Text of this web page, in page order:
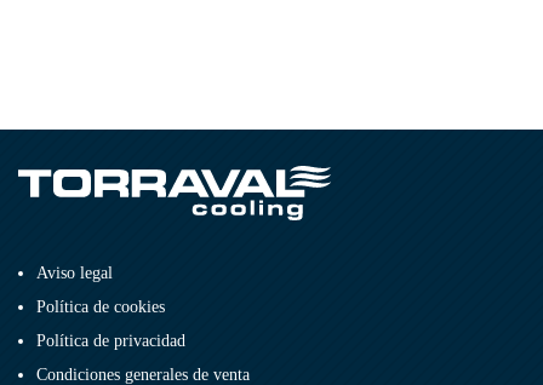
Aviso legal
Política de cookies
Política de privacidad
Condiciones generales de venta